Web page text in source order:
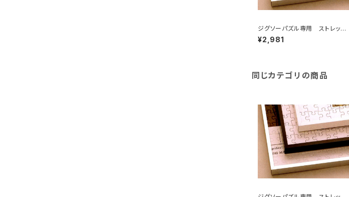
ジグソーパズル専用 ストレッチラ
イン 450×610ミリ （7ア)
¥2,981
同じカテゴリの商品